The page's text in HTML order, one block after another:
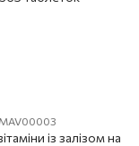
із залізом на